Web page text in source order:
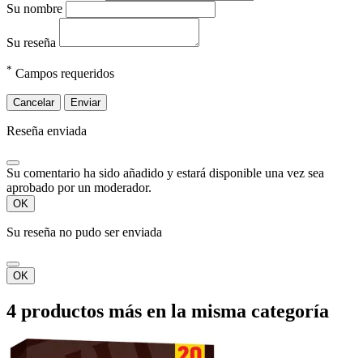
Su nombre
Su reseña
* Campos requeridos
Cancelar Enviar
Reseña enviada
Su comentario ha sido añadido y estará disponible una vez sea
aprobado por un moderador.
OK
Su reseña no pudo ser enviada
OK
4 productos más en la misma categoría